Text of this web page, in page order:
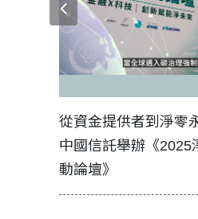
從資金提供者到淨零
中國信託舉辦《2025
動論壇》